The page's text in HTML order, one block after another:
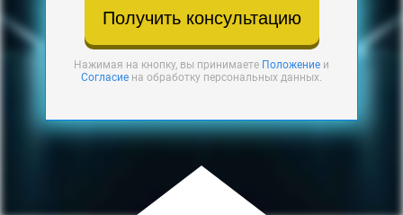
Получить консультацию
Нажимая на кнопку, вы принимаете Положение и
Согласие на обработку персональных данных.